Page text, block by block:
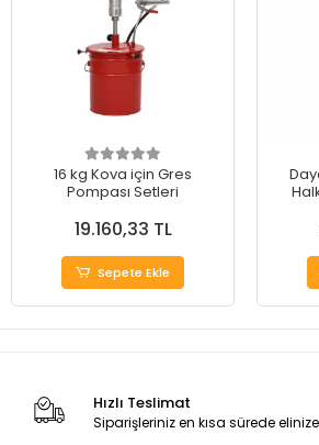
16 kg Kova için Gres
Pompası Setleri
19.160,33 TL
Sepete Ekle
Hızlı Teslimat
Siparişleriniz en kısa sürede elinize